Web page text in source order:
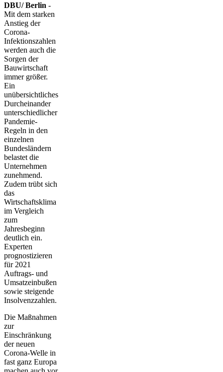
DBU/ Berlin -
Mit dem starken
Anstieg der
Corona-
Infektionszahlen
werden auch die
Sorgen der
Bauwirtschaft
immer größer.
Ein
unübersichtliches
Durcheinander
unterschiedlicher
Pandemie-
Regeln in den
einzelnen
Bundesländern
belastet die
Unternehmen
zunehmend.
Zudem trübt sich
das
Wirtschaftsklima
im Vergleich
zum
Jahresbeginn
deutlich ein.
Experten
prognostizieren
für 2021
Auftrags- und
Umsatzeinbußen
sowie steigende
Insolvenzzahlen.
Die Maßnahmen
zur
Einschränkung
der neuen
Corona-Welle in
fast ganz Europa